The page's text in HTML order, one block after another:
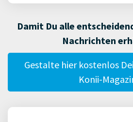
Damit Du alle
Nachrichten
Gestalte hier kostenlos
Konii-